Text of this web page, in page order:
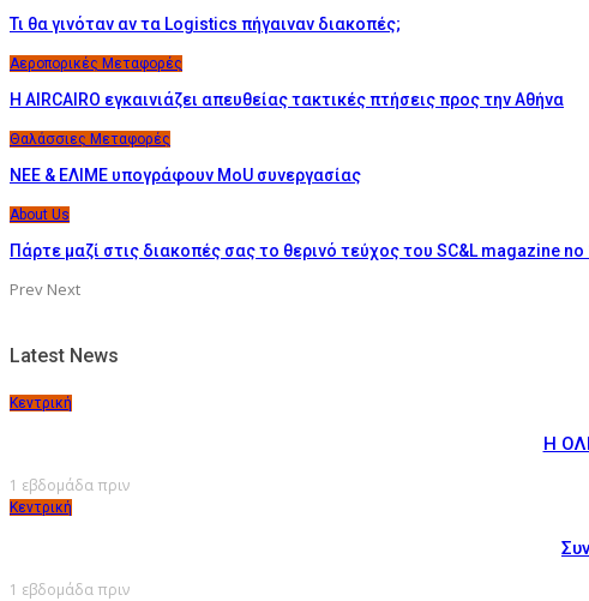
Τι θα γινόταν αν τα Logistics πήγαιναν διακοπές;
Αεροπορικές Μεταφορές
Η AIRCAIRO εγκαινιάζει απευθείας τακτικές πτήσεις προς την Αθήνα
Θαλάσσιες Μεταφορές
ΝΕΕ & ΕΛΙΜΕ υπογράφουν MoU συνεργασίας
About Us
Πάρτε μαζί στις διακοπές σας το θερινό τεύχος του SC&L magazine no
Prev Next
Latest News
Κεντρική
Η
1 εβδομάδα πριν
Κεντρική
1 εβδομάδα πριν